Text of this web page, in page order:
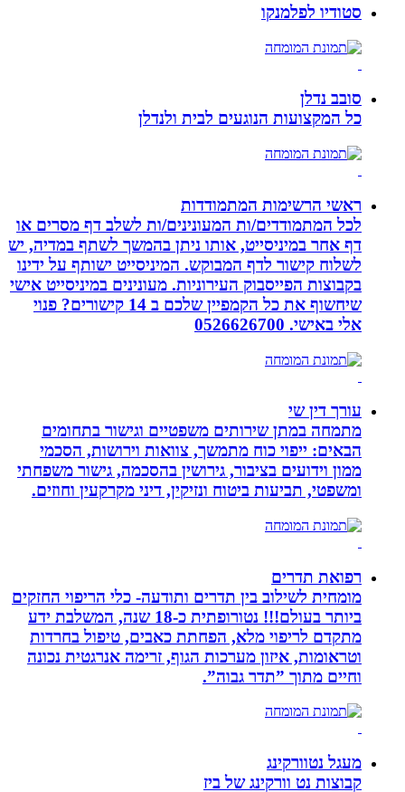
סטודיו לפלמנקו
סובב נדלן
כל המקצועות הנוגעים לבית ולנדלן
ראשי הרשימות המתמודדות
לכל המתמודדים/ות המעונינים/ות לשלב דף מסרים או
דף אחר במיניסייט, אותו ניתן בהמשך לשתף במדיה, יש
לשלוח קישור לדף המבוקש. המיניסייט ישותף על ידינו
בקבוצות הפייסבוק העירוניות. מעונינים במיניסייט אישי
שיחשוף את כל הקמפיין שלכם ב 14 קישורים? פנוי
אלי באישי. 0526626700
עורך דין שי
מתמחה במתן שירותים משפטיים וגישור בתחומים
הבאים: ייפוי כוח מתמשך, צוואות וירושות, הסכמי
ממון וידועים בציבור, גירושין בהסכמה, גישור משפחתי
ומשפטי, תביעות ביטוח ונזיקין, דיני מקרקעין וחוזים.
רפואת תדרים
מומחית לשילוב בין תדרים ותודעה- כלי הריפוי החזקים
ביותר בעולם!!! נטורופתית כ-18 שנה, המשלבת ידע
מתקדם לריפוי מלא, הפחתת כאבים, טיפול בחרדות
וטראומות, איזון מערכות הגוף, זרימה אנרגטית נכונה
וחיים מתוך ”תדר גבוה”.
מעגל נטוורקינג
קבוצות נט וורקינג של ביז